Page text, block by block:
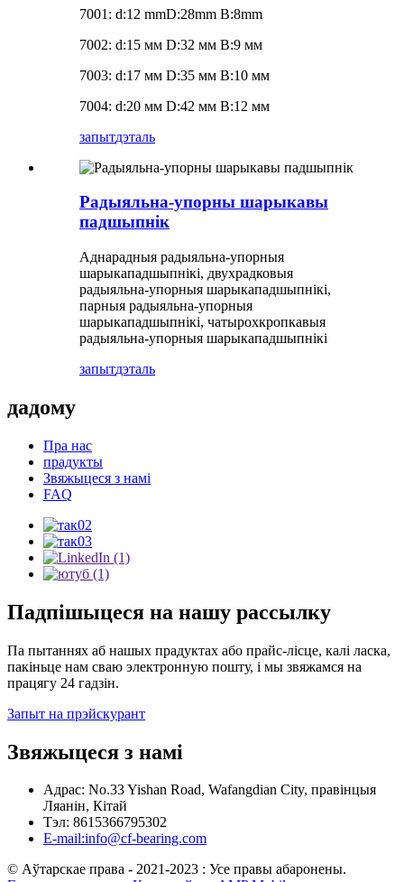
7001: d:12 mmD:28mm B:8mm
7002: d:15 мм D:32 мм B:9 мм
7003: d:17 мм D:35 мм B:10 мм
7004: d:20 мм D:42 мм B:12 мм
запытдэталь
Радыяльна-упорны шарыкавы
падшыпнік
Аднарадныя радыяльна-упорныя
шарыкападшыпнікі, двухрадковыя
радыяльна-упорныя шарыкападшыпнікі,
парныя радыяльна-упорныя
шарыкападшыпнікі, чатырохкропкавыя
радыяльна-упорныя шарыкападшыпнікі
запытдэталь
дадому
Пра нас
прадукты
Звяжыцеся з намі
FAQ
Падпішыцеся на нашу рассылку
Па пытаннях аб нашых прадуктах або прайс-лісце, калі ласка,
пакіньце нам сваю электронную пошту, і мы звяжамся на
працягу 24 гадзін.
Запыт на прэйскурант
Звяжыцеся з намі
Адрас: No.33 Yishan Road, Wafangdian City, правінцыя
Ляанін, Кітай
Тэл: 8615366795302
E-mail:info@cf-bearing.com
© Аўтарскае права - 2021-2023 : Усе правы абаронены.